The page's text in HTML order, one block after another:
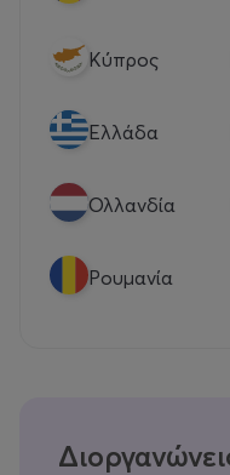
Κύπρος
Eλλάδα
Ολλανδία
Ρουμανία